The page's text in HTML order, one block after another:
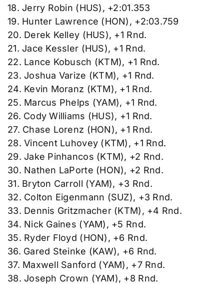
18. Jerry Robin (HUS), +2:01.353
19. Hunter Lawrence (HON), +2:03.759
20. Derek Kelley (HUS), +1 Rnd.
21. Jace Kessler (HUS), +1 Rnd.
22. Lance Kobusch (KTM), +1 Rnd.
23. Joshua Varize (KTM), +1 Rnd.
24. Kevin Moranz (KTM), +1 Rnd.
25. Marcus Phelps (YAM), +1 Rnd.
26. Cody Williams (HUS), +1 Rnd.
27. Chase Lorenz (HON), +1 Rnd.
28. Vincent Luhovey (KTM), +1 Rnd.
29. Jake Pinhancos (KTM), +2 Rnd.
30. Nathen LaPorte (HON), +2 Rnd.
31. Bryton Carroll (YAM), +3 Rnd.
32. Colton Eigenmann (SUZ), +3 Rnd.
33. Dennis Gritzmacher (KTM), +4 Rnd.
34. Nick Gaines (YAM), +5 Rnd.
35. Ryder Floyd (HON), +6 Rnd.
36. Gared Steinke (KAW), +6 Rnd.
37. Maxwell Sanford (YAM), +7 Rnd.
38. Joseph Crown (YAM), +8 Rnd.